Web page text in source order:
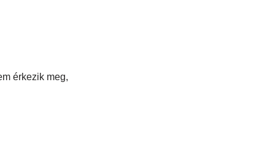
érkezik meg,